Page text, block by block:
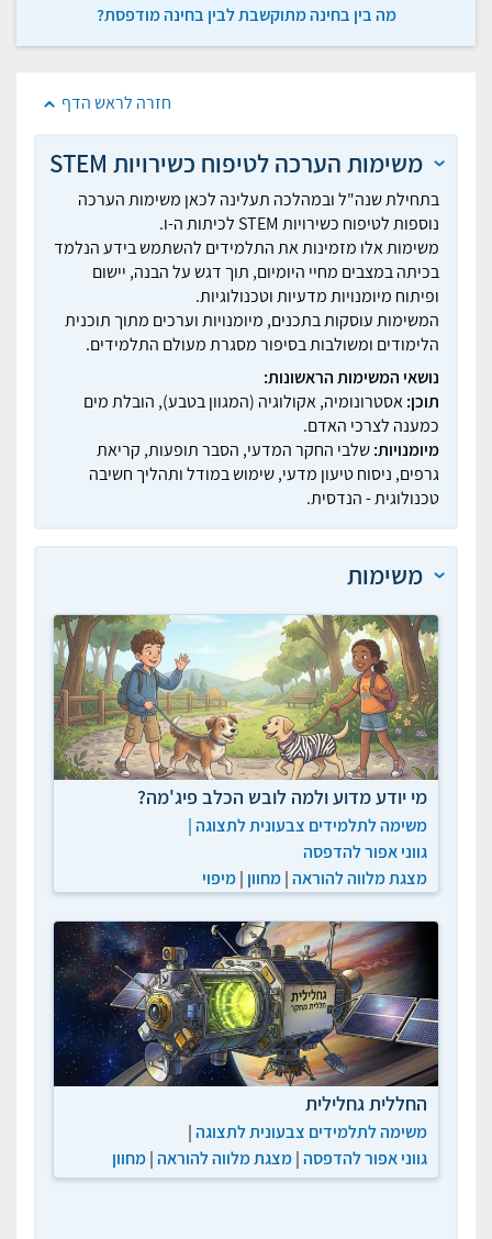
מה בין בחינה מתוקשבת לבין בחינה מודפסת?
חזרה לראש הדף
משימות הערכה לטיפוח כשירויות STEM
בתחילת שנה"ל ובמהלכה תעלינה לכאן משימות הערכה
נוספות לטיפוח כשירויות STEM לכיתות ה-ו.
משימות אלו מזמינות את התלמידים להשתמש בידע הנלמד
בכיתה במצבים מחיי היומיום, תוך דגש על הבנה, יישום
ופיתוח מיומנויות מדעיות וטכנולוגיות.
המשימות עוסקות בתכנים, מיומנויות וערכים מתוך תוכנית
הלימודים ומשולבות בסיפור מסגרת מעולם התלמידים.
נושאי המשימות הראשונות:
תוכן:אסטרונומיה, אקולוגיה (המגוון בטבע), הובלת מים
כמענה לצרכי האדם.
מיומנויות:שלבי החקר המדעי, הסבר תופעות, קריאת
גרפים, ניסוח טיעון מדעי, שימוש במודל ותהליך חשיבה
טכנולוגית - הנדסית.
משימות
מי יודע מדוע ולמה לובש הכלב פיג'מה?
משימה לתלמידים צבעונית לתצוגה|
גווני אפור להדפסה
מצגת מלווה להוראה|מחוון |מיפוי
החללית גחלילית
משימה לתלמידים צבעונית לתצוגה|
גווני אפור להדפסה|מצגת מלווה להוראה|מחוון